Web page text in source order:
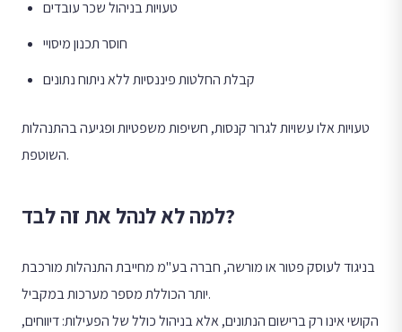
טעויות בניהול שכר עובדים
חוסר תכנון מיסויי
קבלת החלטות פיננסיות ללא ניתוח נתונים
טעויות אלו עשויות לגרור קנסות, חשיפות משפטיות ופגיעה בהתנהלות
השוטפת.
למה לא לנהל את זה לבד?
בניגוד לעוסק פטור או מורשה, חברה בע"מ מחייבת התנהלות מורכבת
יותר הכוללת מספר מערכות במקביל.
הקושי אינו רק ברישום הנתונים, אלא בניהול כולל של הפעילות: דיווחים,